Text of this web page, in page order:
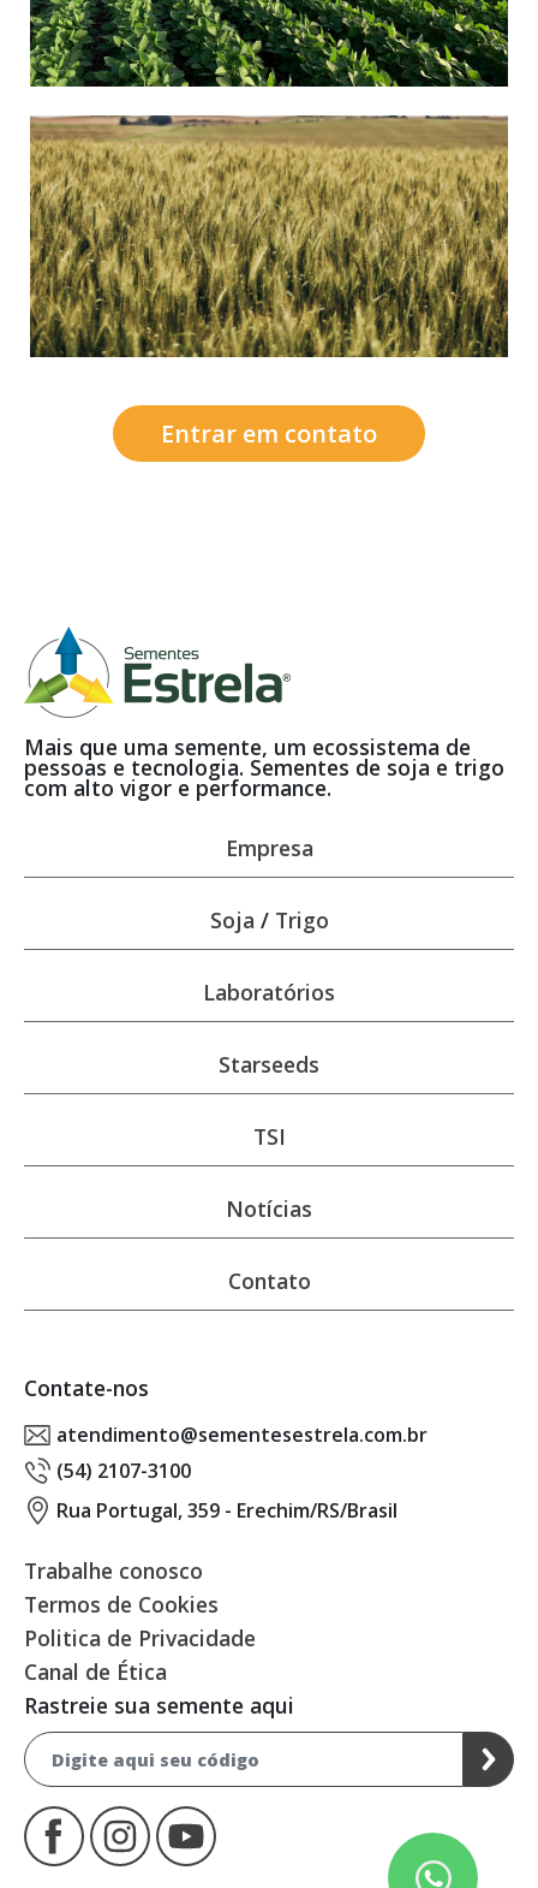
Entrar em contato
Mais que uma semente, um ecossistema de
pessoas e tecnologia. Sementes de soja e trigo
com alto vigor e performance.
Empresa
Soja / Trigo
Laboratórios
Starseeds
TSI
Notícias
Contato
Contate-nos
atendimento@sementesestrela.com.br
(54) 2107-3100
Rua Portugal, 359 - Erechim/RS/Brasil
Trabalhe conosco
Termos de Cookies
Politica de Privacidade
Canal de Ética
Rastreie sua semente aqui